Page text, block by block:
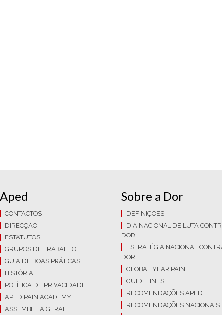
Aped
CONTACTOS
DIRECÇÃO
ESTATUTOS
GRUPOS DE TRABALHO
GUIA DE BOAS PRÁTICAS
HISTÓRIA
POLÍTICA DE PRIVACIDADE
APED PAIN ACADEMY
ASSEMBLEIA GERAL
Sobre a Dor
DEFINIÇÕES
DIA NACIONAL DE LUTA
DOR
ESTRATÉGIA NACIONAL
DOR
GLOBAL YEAR PAIN
GUIDELINES
RECOMENDAÇÕES APED
RECOMENDAÇÕES NACIONAIS